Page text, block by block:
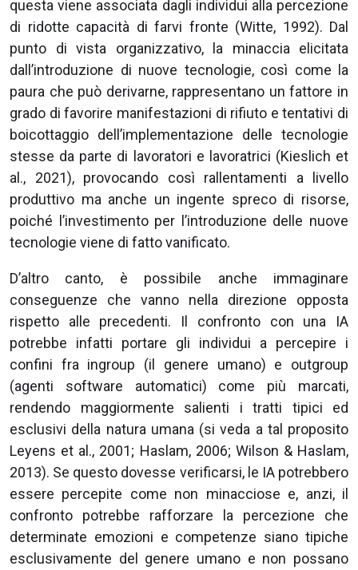
questa viene associata dagli individui alla percezione
di ridotte capacità di farvi fronte (Witte, 1992). Dal
punto di vista organizzativo, la minaccia elicitata
dall’introduzione di nuove tecnologie, così come la
paura che può derivarne, rappresentano un fattore in
grado di favorire manifestazioni di rifiuto e tentativi di
boicottaggio dell’implementazione delle tecnologie
stesse da parte di lavoratori e lavoratrici (Kieslich et
al., 2021), provocando così rallentamenti a livello
produttivo ma anche un ingente spreco di risorse,
poiché l’investimento per l’introduzione delle nuove
tecnologie viene di fatto vanificato.
D’altro canto, è possibile anche immaginare
conseguenze che vanno nella direzione opposta
rispetto alle precedenti. Il confronto con una IA
potrebbe infatti portare gli individui a percepire i
confini fra ingroup (il genere umano) e outgroup
(agenti software automatici) come più marcati,
rendendo maggiormente salienti i tratti tipici ed
esclusivi della natura umana (si veda a tal proposito
Leyens et al., 2001; Haslam, 2006; Wilson & Haslam,
2013). Se questo dovesse verificarsi, le IA potrebbero
essere percepite come non minacciose e, anzi, il
confronto potrebbe rafforzare la percezione che
determinate emozioni e competenze siano tipiche
esclusivamente del genere umano e non possano